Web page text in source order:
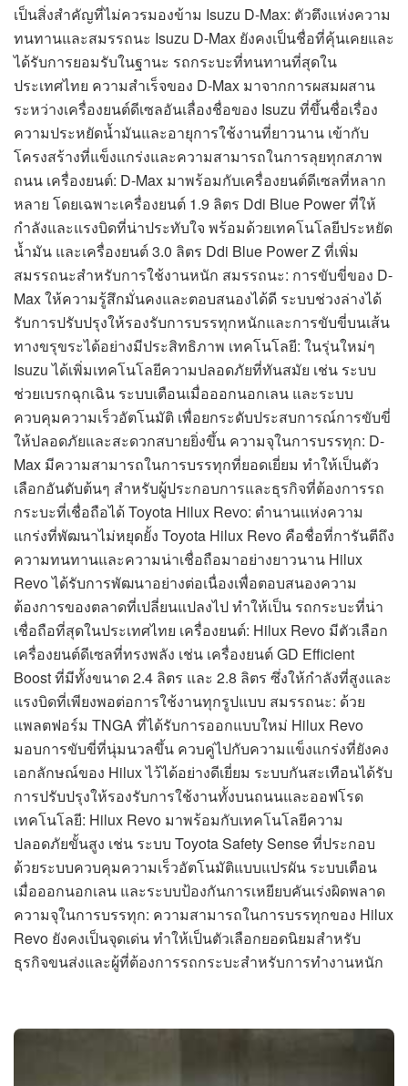
เป็นสิ่งสำคัญที่ไม่ควรมองข้าม Isuzu D-Max: ตัวตึงแห่งความ
ทนทานและสมรรถนะ Isuzu D-Max ยังคงเป็นชื่อที่คุ้นเคยและ
ได้รับการยอมรับในฐานะ รถกระบะที่ทนทานที่สุดใน
ประเทศไทย ความสำเร็จของ D-Max มาจากการผสมผสาน
ระหว่างเครื่องยนต์ดีเซลอันเลื่องชื่อของ Isuzu ที่ขึ้นชื่อเรื่อง
ความประหยัดน้ำมันและอายุการใช้งานที่ยาวนาน เข้ากับ
โครงสร้างที่แข็งแกร่งและความสามารถในการลุยทุกสภาพ
ถนน เครื่องยนต์: D-Max มาพร้อมกับเครื่องยนต์ดีเซลที่หลาก
หลาย โดยเฉพาะเครื่องยนต์ 1.9 ลิตร Ddi Blue Power ที่ให้
กำลังและแรงบิดที่น่าประทับใจ พร้อมด้วยเทคโนโลยีประหยัด
น้ำมัน และเครื่องยนต์ 3.0 ลิตร Ddi Blue Power Z ที่เพิ่ม
สมรรถนะสำหรับการใช้งานหนัก สมรรถนะ: การขับขี่ของ D-
Max ให้ความรู้สึกมั่นคงและตอบสนองได้ดี ระบบช่วงล่างได้
รับการปรับปรุงให้รองรับการบรรทุกหนักและการขับขี่บนเส้น
ทางขรุขระได้อย่างมีประสิทธิภาพ เทคโนโลยี: ในรุ่นใหม่ๆ
Isuzu ได้เพิ่มเทคโนโลยีความปลอดภัยที่ทันสมัย เช่น ระบบ
ช่วยเบรกฉุกเฉิน ระบบเตือนเมื่อออกนอกเลน และระบบ
ควบคุมความเร็วอัตโนมัติ เพื่อยกระดับประสบการณ์การขับขี่
ให้ปลอดภัยและสะดวกสบายยิ่งขึ้น ความจุในการบรรทุก: D-
Max มีความสามารถในการบรรทุกที่ยอดเยี่ยม ทำให้เป็นตัว
เลือกอันดับต้นๆ สำหรับผู้ประกอบการและธุรกิจที่ต้องการรถ
กระบะที่เชื่อถือได้ Toyota Hilux Revo: ตำนานแห่งความ
แกร่งที่พัฒนาไม่หยุดยั้ง Toyota Hilux Revo คือชื่อที่การันตีถึง
ความทนทานและความน่าเชื่อถือมาอย่างยาวนาน Hilux
Revo ได้รับการพัฒนาอย่างต่อเนื่องเพื่อตอบสนองความ
ต้องการของตลาดที่เปลี่ยนแปลงไป ทำให้เป็น รถกระบะที่น่า
เชื่อถือที่สุดในประเทศไทย เครื่องยนต์: Hilux Revo มีตัวเลือก
เครื่องยนต์ดีเซลที่ทรงพลัง เช่น เครื่องยนต์ GD Efficient
Boost ที่มีทั้งขนาด 2.4 ลิตร และ 2.8 ลิตร ซึ่งให้กำลังที่สูงและ
แรงบิดที่เพียงพอต่อการใช้งานทุกรูปแบบ สมรรถนะ: ด้วย
แพลตฟอร์ม TNGA ที่ได้รับการออกแบบใหม่ Hilux Revo
มอบการขับขี่ที่นุ่มนวลขึ้น ควบคู่ไปกับความแข็งแกร่งที่ยังคง
เอกลักษณ์ของ Hilux ไว้ได้อย่างดีเยี่ยม ระบบกันสะเทือนได้รับ
การปรับปรุงให้รองรับการใช้งานทั้งบนถนนและออฟโรด
เทคโนโลยี: Hilux Revo มาพร้อมกับเทคโนโลยีความ
ปลอดภัยขั้นสูง เช่น ระบบ Toyota Safety Sense ที่ประกอบ
ด้วยระบบควบคุมความเร็วอัตโนมัติแบบแปรผัน ระบบเตือน
เมื่อออกนอกเลน และระบบป้องกันการเหยียบคันเร่งผิดพลาด
ความจุในการบรรทุก: ความสามารถในการบรรทุกของ Hilux
Revo ยังคงเป็นจุดเด่น ทำให้เป็นตัวเลือกยอดนิยมสำหรับ
ธุรกิจขนส่งและผู้ที่ต้องการรถกระบะสำหรับการทำงานหนัก